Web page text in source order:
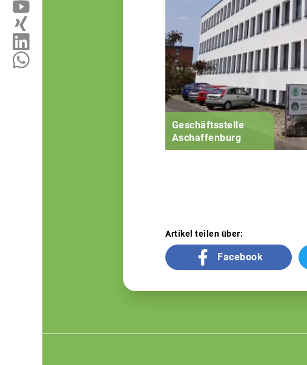
Geschäftsstelle
Aschaffenburg
Artikel teilen über:
Facebook